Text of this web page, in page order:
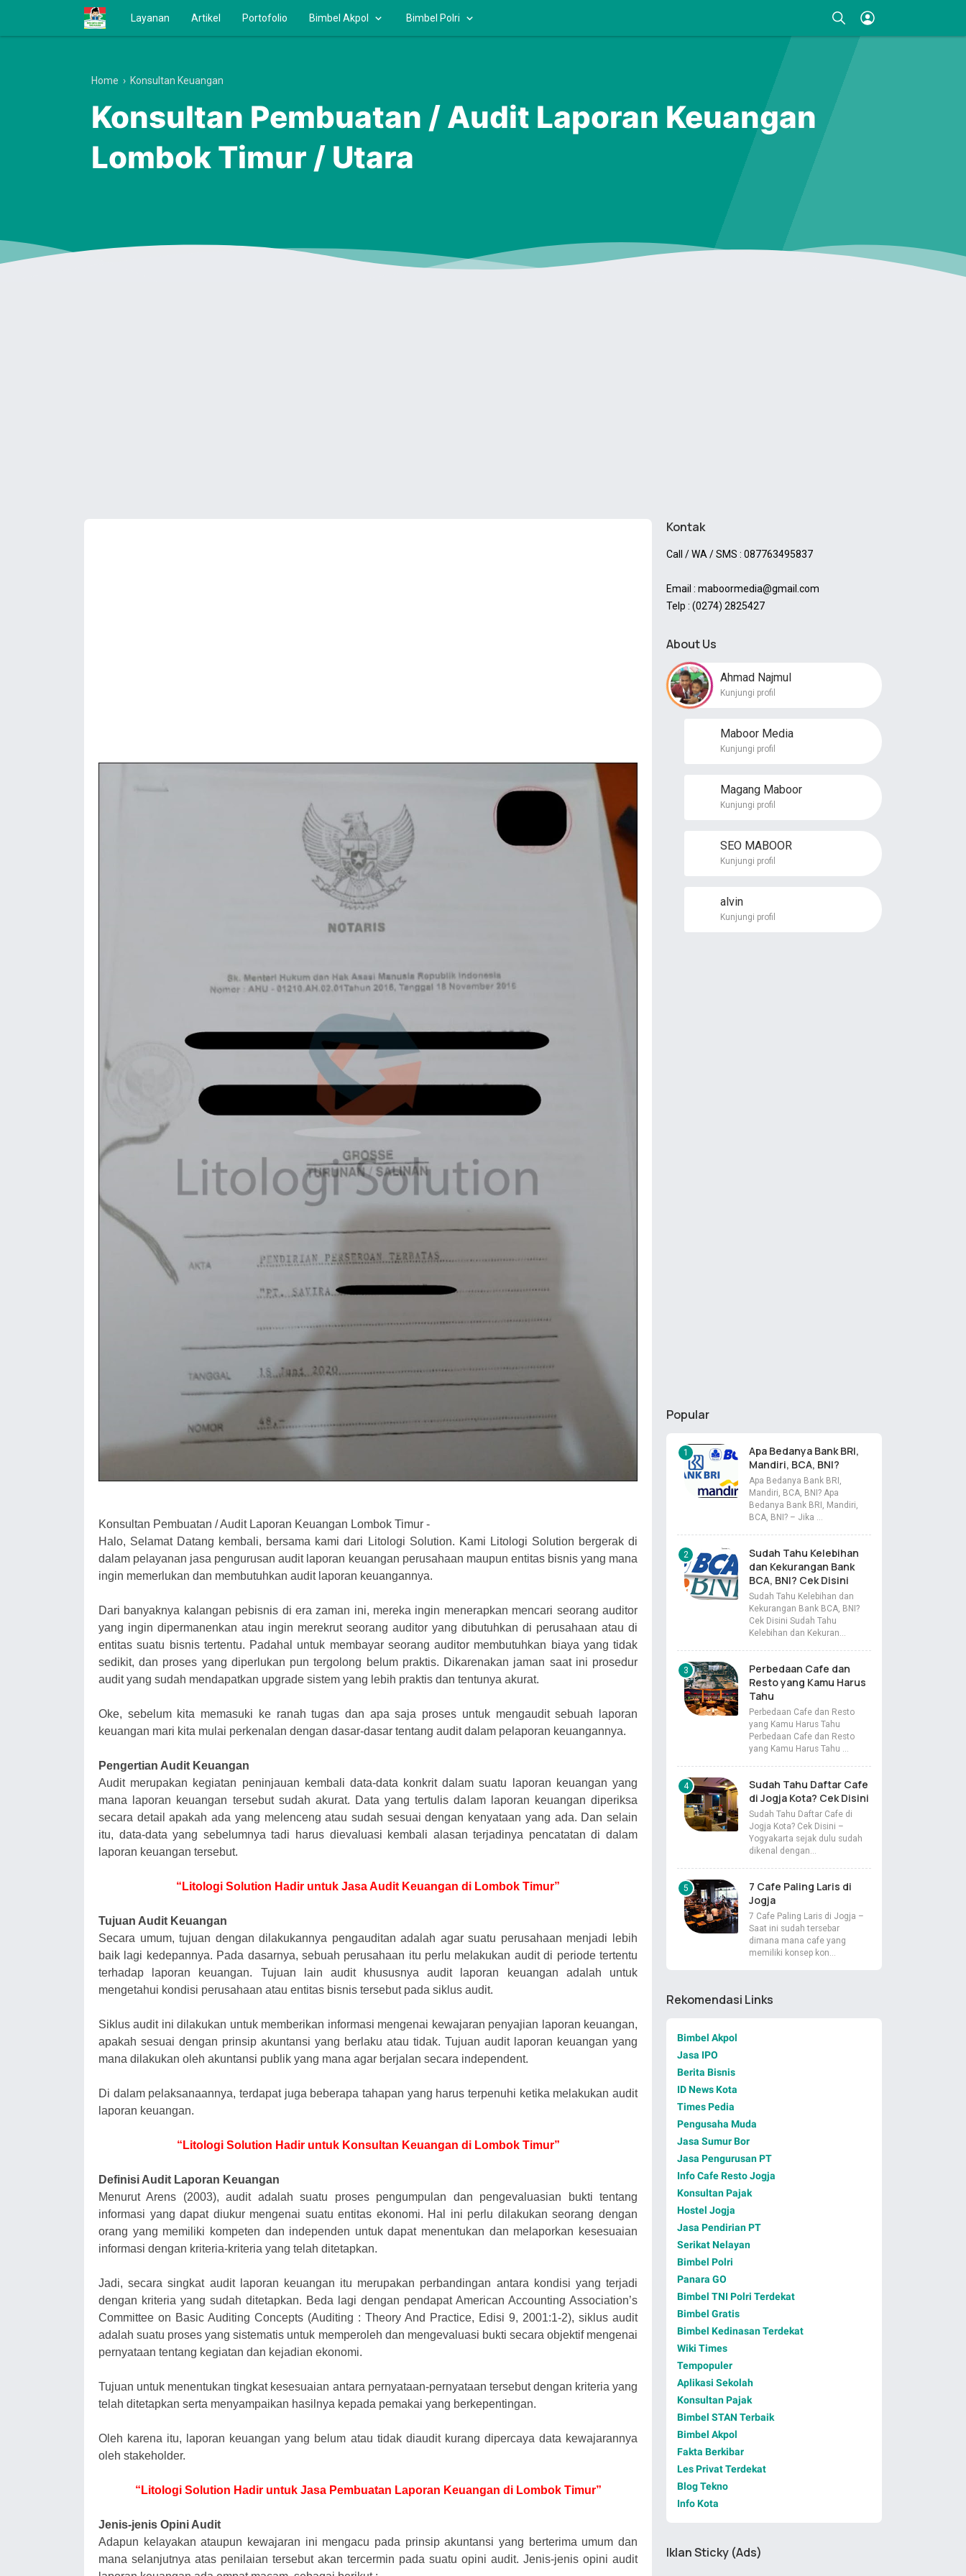
Layanan Artikel Portofolio Bimbel Akpol Bimbel Polri
Home › Konsultan Keuangan
Konsultan Pembuatan / Audit Laporan Keuangan
Lombok Timur / Utara
Konsultan Pembuatan / Audit Laporan Keuangan Lombok Timur -
Halo, Selamat Datang kembali, bersama kami dari Litologi Solution. Kami Litologi Solution bergerak di
dalam pelayanan jasa pengurusan audit laporan keuangan perusahaan maupun entitas bisnis yang mana
ingin memerlukan dan membutuhkan audit laporan keuangannya.
Dari banyaknya kalangan pebisnis di era zaman ini, mereka ingin menerapkan mencari seorang auditor
yang ingin dipermanenkan atau ingin merekrut seorang auditor yang dibutuhkan di perusahaan atau di
entitas suatu bisnis tertentu. Padahal untuk membayar seorang auditor membutuhkan biaya yang tidak
sedikit, dan proses yang diperlukan pun tergolong belum praktis. Dikarenakan jaman saat ini prosedur
audit yang sudah mendapatkan upgrade sistem yang lebih praktis dan tentunya akurat.
Oke, sebelum kita memasuki ke ranah tugas dan apa saja proses untuk mengaudit sebuah laporan
keuangan mari kita mulai perkenalan dengan dasar-dasar tentang audit dalam pelaporan keuangannya.
Pengertian Audit Keuangan
Audit merupakan kegiatan peninjauan kembali data-data konkrit dalam suatu laporan keuangan yang
mana laporan keuangan tersebut sudah akurat. Data yang tertulis dalam laporan keuangan diperiksa
secara detail apakah ada yang melenceng atau sudah sesuai dengan kenyataan yang ada. Dan selain
itu, data-data yang sebelumnya tadi harus dievaluasi kembali alasan terjadinya pencatatan di dalam
laporan keuangan tersebut.
“Litologi Solution Hadir untuk Jasa Audit Keuangan di Lombok Timur”
Tujuan Audit Keuangan
Secara umum, tujuan dengan dilakukannya pengauditan adalah agar suatu perusahaan menjadi lebih
baik lagi kedepannya. Pada dasarnya, sebuah perusahaan itu perlu melakukan audit di periode tertentu
terhadap laporan keuangan. Tujuan lain audit khususnya audit laporan keuangan adalah untuk
mengetahui kondisi perusahaan atau entitas bisnis tersebut pada siklus audit.
Siklus audit ini dilakukan untuk memberikan informasi mengenai kewajaran penyajian laporan keuangan,
apakah sesuai dengan prinsip akuntansi yang berlaku atau tidak. Tujuan audit laporan keuangan yang
mana dilakukan oleh akuntansi publik yang mana agar berjalan secara independent.
Di dalam pelaksanaannya, terdapat juga beberapa tahapan yang harus terpenuhi ketika melakukan audit
laporan keuangan.
“Litologi Solution Hadir untuk Konsultan Keuangan di Lombok Timur”
Definisi Audit Laporan Keuangan
Menurut Arens (2003), audit adalah suatu proses pengumpulan dan pengevaluasian bukti tentang
informasi yang dapat diukur mengenai suatu entitas ekonomi. Hal ini perlu dilakukan seorang dengan
orang yang memiliki kompeten dan independen untuk dapat menentukan dan melaporkan kesesuaian
informasi dengan kriteria-kriteria yang telah ditetapkan.
Jadi, secara singkat audit laporan keuangan itu merupakan perbandingan antara kondisi yang terjadi
dengan kriteria yang sudah ditetapkan. Beda lagi dengan pendapat American Accounting Association’s
Committee on Basic Auditing Concepts (Auditing : Theory And Practice, Edisi 9, 2001:1-2), siklus audit
adalah suatu proses yang sistematis untuk memperoleh dan mengevaluasi bukti secara objektif mengenai
pernyataan tentang kegiatan dan kejadian ekonomi.
Tujuan untuk menentukan tingkat kesesuaian antara pernyataan-pernyataan tersebut dengan kriteria yang
telah ditetapkan serta menyampaikan hasilnya kepada pemakai yang berkepentingan.
Oleh karena itu, laporan keuangan yang belum atau tidak diaudit kurang dipercaya data kewajarannya
oleh stakeholder.
“Litologi Solution Hadir untuk Jasa Pembuatan Laporan Keuangan di Lombok Timur”
Jenis-jenis Opini Audit
Adapun kelayakan ataupun kewajaran ini mengacu pada prinsip akuntansi yang berterima umum dan
mana selanjutnya atas penilaian tersebut akan tercermin pada suatu opini audit. Jenis-jenis opini audit
Kontak
Call / WA / SMS : 087763495837
Email : maboormedia@gmail.com
Telp : (0274) 2825427
About Us
Ahmad Najmul
Kunjungi profil
Maboor Media
Kunjungi profil
Magang Maboor
Kunjungi profil
SEO MABOOR
Kunjungi profil
alvin
Kunjungi profil
Popular
Apa Bedanya Bank BRI,
Mandiri, BCA, BNI?
Apa Bedanya Bank BRI,
Mandiri, BCA, BNI? Apa
Bedanya Bank BRI, Mandiri,
BCA, BNI? – Jika …
Sudah Tahu Kelebihan
dan Kekurangan Bank
BCA, BNI? Cek Disini
Sudah Tahu Kelebihan dan
Kekurangan Bank BCA, BNI?
Cek Disini Sudah Tahu
Kelebihan dan Kekuran…
Perbedaan Cafe dan
Resto yang Kamu Harus
Tahu
Perbedaan Cafe dan Resto
yang Kamu Harus Tahu
Perbedaan Cafe dan Resto
yang Kamu Harus Tahu …
Sudah Tahu Daftar Cafe
di Jogja Kota? Cek Disini
Sudah Tahu Daftar Cafe di
Jogja Kota? Cek Disini –
Yogyakarta sejak dulu sudah
dikenal dengan…
7 Cafe Paling Laris di
Jogja
7 Cafe Paling Laris di Jogja –
Saat ini sudah tersebar
dimana mana cafe yang
memiliki konsep kon…
Rekomendasi Links
Bimbel Akpol
Jasa IPO
Berita Bisnis
ID News Kota
Times Pedia
Pengusaha Muda
Jasa Sumur Bor
Jasa Pengurusan PT
Info Cafe Resto Jogja
Konsultan Pajak
Hostel Jogja
Jasa Pendirian PT
Serikat Nelayan
Bimbel Polri
Panara GO
Bimbel TNI Polri Terdekat
Bimbel Gratis
Bimbel Kedinasan Terdekat
Wiki Times
Tempopuler
Aplikasi Sekolah
Konsultan Pajak
Bimbel STAN Terbaik
Bimbel Akpol
Fakta Berkibar
Les Privat Terdekat
Blog Tekno
Info Kota
Iklan Sticky (Ads)